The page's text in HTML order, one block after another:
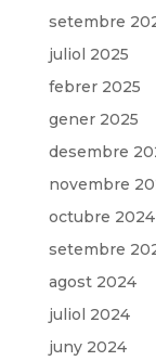
setembre
juliol 2025
febrer 2025
gener 2025
desembre
novembre
octubre 2024
setembre
agost 2024
juliol 2024
juny 2024